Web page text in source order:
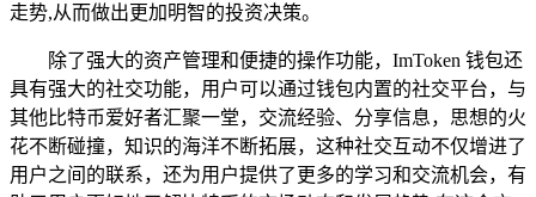
走势,从而做出更加明智的投资决策。
除了强大的资产管理和便捷的操作功能，ImToken 钱包还
具有强大的社交功能，用户可以通过钱包内置的社交平台，与
其他比特币爱好者汇聚一堂，交流经验、分享信息，思想的火
花不断碰撞，知识的海洋不断拓展，这种社交互动不仅增进了
用户之间的联系，还为用户提供了更多的学习和交流机会，有